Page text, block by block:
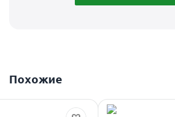
Похожие